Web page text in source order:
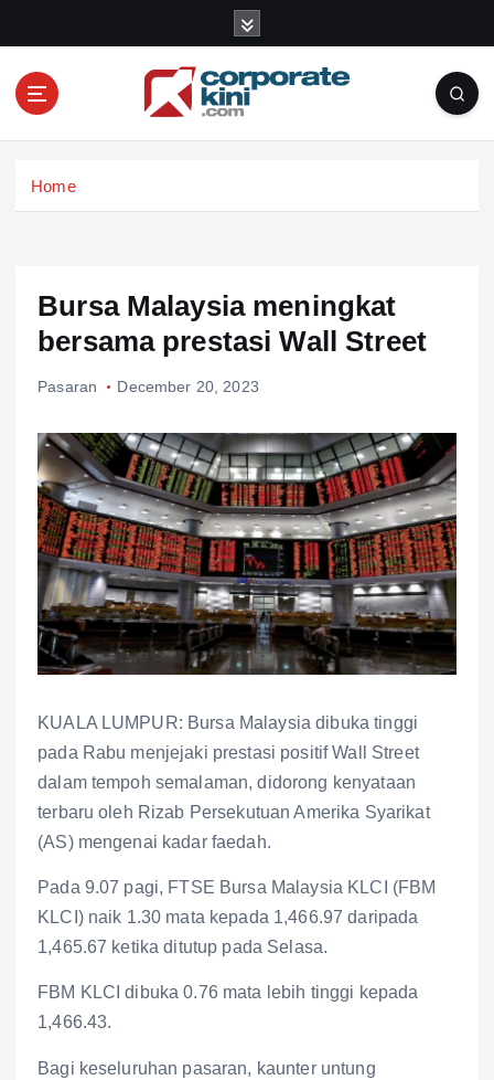
o
Home
Bursa Malaysia meningkat
bersama prestasi Wall Street
Pasaran December 20, 2023
KUALA LUMPUR: Bursa Malaysia dibuka tinggi
pada Rabu menjejaki prestasi positif Wall Street
dalam tempoh semalaman, didorong kenyataan
terbaru oleh Rizab Persekutuan Amerika Syarikat
(AS) mengenai kadar faedah.
Pada 9.07 pagi, FTSE Bursa Malaysia KLCI (FBM
KLCI) naik 1.30 mata kepada 1,466.97 daripada
1,465.67 ketika ditutup pada Selasa.
FBM KLCI dibuka 0.76 mata lebih tinggi kepada
1,466.43.
Bagi keseluruhan pasaran, kaunter untung